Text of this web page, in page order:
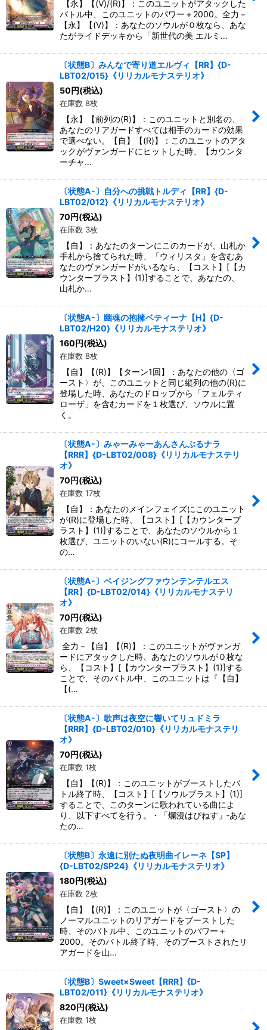
【永】【(V)/(R)】：このユニットがアタックした
バトル中、このユニットのパワー＋2000。全力－
【永】【(V)】：あなたのソウルが０枚なら、あな
たがライドデッキから「新世代の美 エルミ…
〔状態B〕みんなで寄り道エルヴィ【RR】{D-
LBT02/015}《リリカルモナステリオ》
50円(税込)
在庫数 8枚
【永】【前列の(R)】：このユニットと別名の、
あなたのリアガードすべては相手のカードの効果
で選べない。【自】【(R)】：このユニットのアタ
ックがヴァンガードにヒットした時、【カウンタ
ーチャ…
〔状態A-〕自分への挑戦トルディ【RR】{D-
LBT02/012}《リリカルモナステリオ》
70円(税込)
在庫数 3枚
【自】：あなたのターンにこのカードが、山札か
手札から捨てられた時、「ウィリスタ」を含むあ
なたのヴァンガードがいるなら、【コスト】[【カ
ウンターブラスト】(1)]することで、あなたの、
山札か…
〔状態A-〕幽魂の抱擁ベティーナ【H】{D-
LBT02/H20}《リリカルモナステリオ》
160円(税込)
在庫数 8枚
【自】【(R)】【ターン1回】：あなたの他の〈ゴ
ースト〉が、このユニットと同じ縦列の他の(R)に
登場した時、あなたのドロップから「フェルティ
ローザ」を含むカードを１枚選び、ソウルに置
く。
〔状態A-〕みゃーみゃーあんさんぶるナラ
【RRR】{D-LBT02/008}《リリカルモナステリ
オ》
70円(税込)
在庫数 17枚
【自】：あなたのメインフェイズにこのユニット
が(R)に登場した時、【コスト】[【カウンターブ
ラスト】(1)]することで、あなたのソウルから１
枚選び、ユニットのいない(R)にコールする。そ
の…
〔状態A-〕ベイジングファウンテンテルエス
【RR】{D-LBT02/014}《リリカルモナステリ
オ》
70円(税込)
在庫数 2枚
全力－【自】【(R)】：このユニットがヴァンガ
ードにアタックした時、あなたのソウルが０枚な
ら、【コスト】[【カウンターブラスト】(1)]する
ことで、そのバトル中、このユニットは『【自】
【(…
〔状態A-〕歌声は夜空に響いてリュドミラ
【RRR】{D-LBT02/010}《リリカルモナステリ
オ》
70円(税込)
在庫数 1枚
【自】【(R)】：このユニットがブーストしたバ
トル終了時、【コスト】[【ソウルブラスト】(1)]
することで、このターンに歌われている曲によ
り、以下すべてを行う。・「爛漫はぴねす」‐あな
たの…
〔状態B〕永遠に別たぬ夜明曲イレーネ【SP】
{D-LBT02/SP24}《リリカルモナステリオ》
180円(税込)
在庫数 2枚
【自】【(R)】：このユニットが〈ゴースト〉の
ノーマルユニットのリアガードをブーストした
時、そのバトル中、このユニットのパワー＋
2000。そのバトル終了時、そのブーストされたリ
アガードを山…
〔状態B〕Sweet×Sweet【RRR】{D-
LBT02/011}《リリカルモナステリオ》
820円(税込)
在庫数 1枚